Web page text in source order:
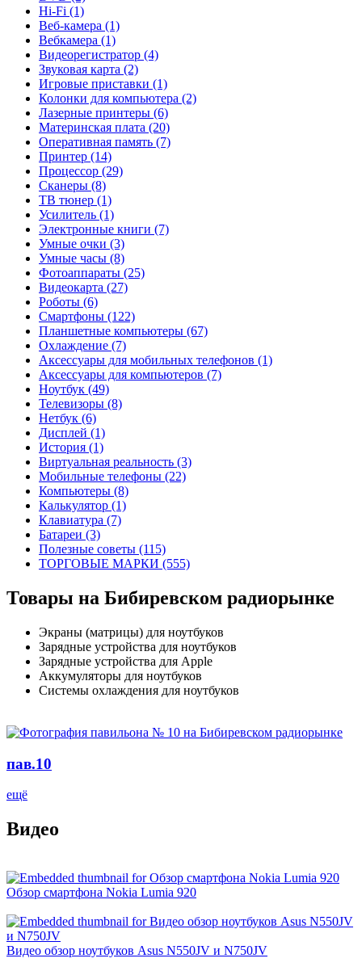
Hi-Fi (1)
Веб-камера (1)
Вебкамера (1)
Видеорегистратор (4)
Звуковая карта (2)
Игровые приставки (1)
Колонки для компьютера (2)
Лазерные принтеры (6)
Материнская плата (20)
Оперативная память (7)
Принтер (14)
Процессор (29)
Сканеры (8)
ТВ тюнер (1)
Усилитель (1)
Электронные книги (7)
Умные очки (3)
Умные часы (8)
Фотоаппараты (25)
Видеокарта (27)
Роботы (6)
Смартфоны (122)
Планшетные компьютеры (67)
Охлаждение (7)
Аксессуары для мобильных телефонов (1)
Аксессуары для компьютеров (7)
Ноутбук (49)
Телевизоры (8)
Нетбук (6)
Дисплей (1)
История (1)
Виртуальная реальность (3)
Мобильные телефоны (22)
Компьютеры (8)
Калькулятор (1)
Клавиатура (7)
Батареи (3)
Полезные советы (115)
ТОРГОВЫЕ МАРКИ (555)
Товары на Бибиревском радиорынке
Экраны (матрицы) для ноутбуков
Зарядные устройства для ноутбуков
Зарядные устройства для Apple
Аккумуляторы для ноутбуков
Системы охлаждения для ноутбуков
пав.10
ещё
Видео
Обзор смартфона Nokia Lumia 920
Видео обзор ноутбуков Asus N550JV и N750JV